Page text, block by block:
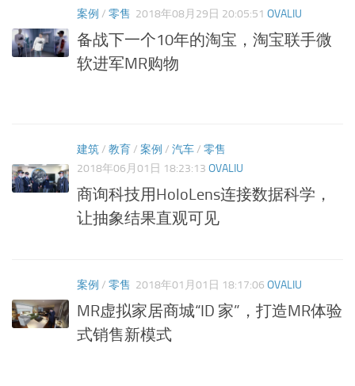
案例 / 零售 2018年08月29日 20:05:51 OVALIU
备战下一个10年的淘宝，淘宝联手微
软进军MR购物
建筑/ 教育/ 案例 / 汽车/ 零售
2018年06月01日 18:23:13 OVALIU
商询科技用HoloLens连接数据科学，
让抽象结果直观可见
案例 / 零售 2018年01月01日 18:17:06 OVALIU
MR虚拟家居商城“ID 家”，打造MR体验
式销售新模式